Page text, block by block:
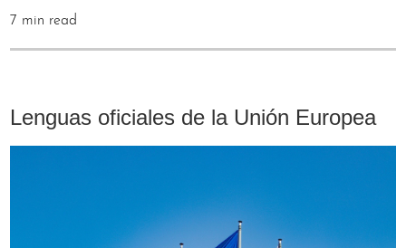
7 min read
Lenguas oficiales de la Unión Europea